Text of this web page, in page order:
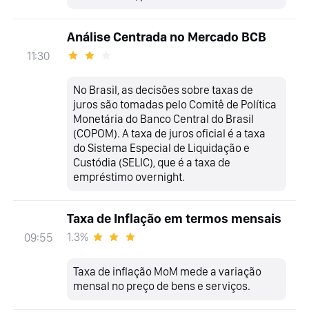
11:30
Análise Centrada no Mercado BCB
No Brasil, as decisões sobre taxas de
juros são tomadas pelo Comitê de Política
Monetária do Banco Central do Brasil
(COPOM). A taxa de juros oficial é a taxa
do Sistema Especial de Liquidação e
Custódia (SELIC), que é a taxa de
empréstimo overnight.
09:55
Taxa de Inflação em termos mensais
1.3%
Taxa de inflação MoM mede a variação
mensal no preço de bens e serviços.